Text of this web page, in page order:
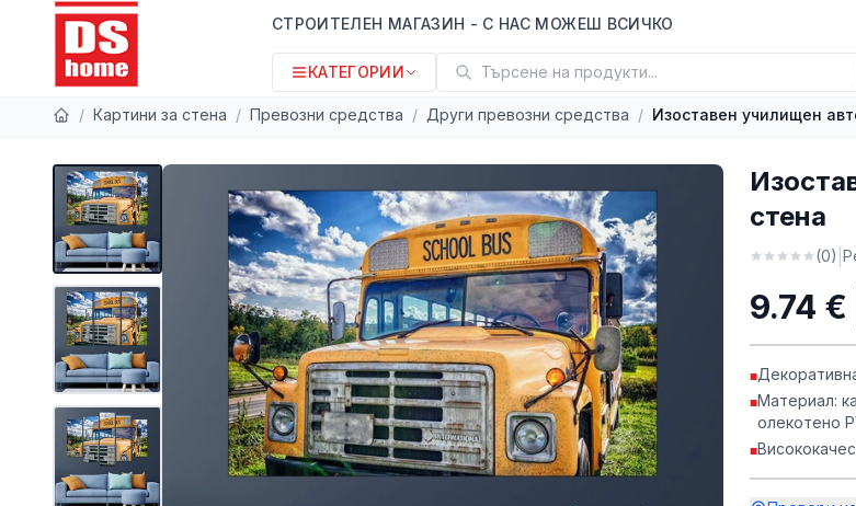
СТРОИТЕЛЕН МАГАЗИН - С НАС МОЖЕШ ВСИЧКО
КАТЕГОРИИ Търсене на продукти...
/ Картини за стена / Превозни средства / Други превозни средства / Изоставен училищен
стена
(0)
9.74 €
■
■Материал:
олекотено
■